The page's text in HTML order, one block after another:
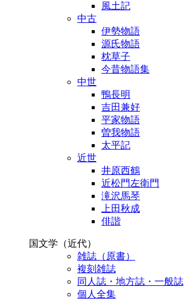
風土記
中古
伊勢物語
源氏物語
枕草子
今昔物語集
中世
鴨長明
吉田兼好
平家物語
曽我物語
太平記
近世
井原西鶴
近松門左衛門
滝沢馬琴
上田秋成
俳諧
国文学（近代）
雑誌（原書）
複刻雑誌
同人誌・地方誌・一般誌
個人全集